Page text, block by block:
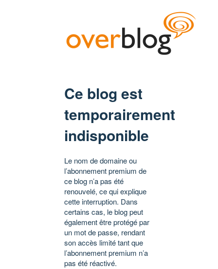
Ce blog est
temporairement
indisponible
Le nom de domaine ou
l’abonnement premium de
ce blog n’a pas été
renouvelé, ce qui explique
cette interruption. Dans
certains cas, le blog peut
également être protégé par
un mot de passe, rendant
son accès limité tant que
l’abonnement premium n’a
pas été réactivé.